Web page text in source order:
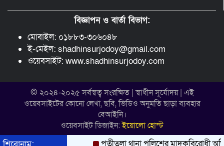
বিজ্ঞাপন ও বার্তা বিভাগ:
মোবাইল: ০১৮৮৩-৩০৬০৪৮
ই-মেইল: shadhinsurjodoy@gmail.com
ওয়েবসাইট: www.shadhinsurjodoy.com
© ২০২৪-২০২৫ সর্বস্বত্ব সংরক্ষিত | স্বাধীন সূর্যোদয় | এই
ওয়েবসাইটের কোনো লেখা, ছবি, ভিডিও অনুমতি ছাড়া ব্যবহার
বেআইনি।
ওয়েবসাইট ডিজাইন:ইয়োলো হোস্ট